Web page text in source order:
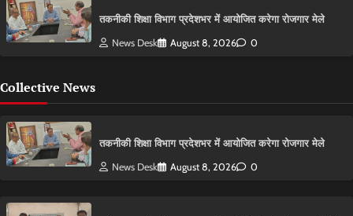
तकनीकी शिक्षा विभाग प्रदेशभर में आयोजित करेगा रोजगार मेले
News Desk August 8, 2026 0
Collective News
तकनीकी शिक्षा विभाग प्रदेशभर में आयोजित करेगा रोजगार मेले
News Desk August 8, 2026 0